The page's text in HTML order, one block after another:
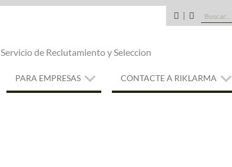
CANDIDATOS
QUE
SOMOS
Buscar:
Servicio de Reclutamiento y Seleccion
PARA EMPRESAS CONTACTE A RIKLARMA